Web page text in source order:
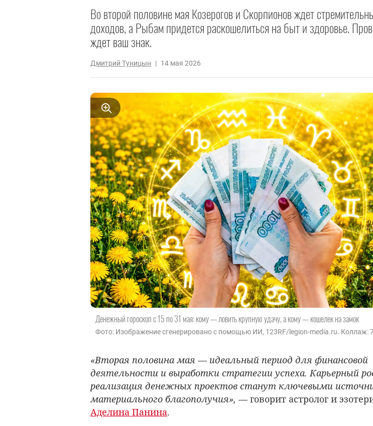
Во второй половине мая Козерогов и Скорпионов ждет
доходов, а Рыбам придется раскошелиться на быт и здоровье.
ждет ваш знак.
Дмитрий Туницын | 14 мая 2026
Денежный гороскоп с 15 по 31 мая: кому — ловить крупную удачу, а кому — кошелек на замок
Фото: Изображение сгенерировано с помощью ИИ, 123RF/legion-media.ru. Коллаж:
«Вторая половина мая — идеальный период для финансовой
деятельности и выработки стратегии успеха. Карьерный
реализация денежных проектов станут ключевыми
материального благополучия», — говорит астролог и
Аделина Панина.